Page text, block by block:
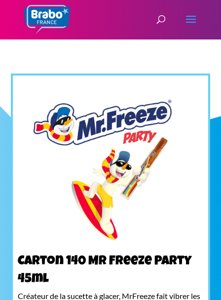
Carton 140 Mr Freeze Party
45ml
Créateur de la sucette à glacer, MrFreeze fait vibrer les